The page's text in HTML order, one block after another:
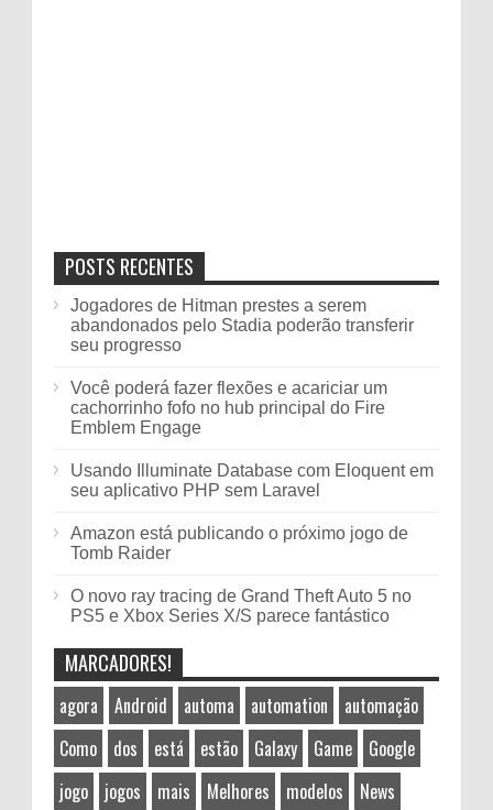
POSTS RECENTES
Jogadores de Hitman prestes a serem
abandonados pelo Stadia poderão transferir
seu progresso
Você poderá fazer flexões e acariciar um
cachorrinho fofo no hub principal do Fire
Emblem Engage
Usando Illuminate Database com Eloquent em
seu aplicativo PHP sem Laravel
Amazon está publicando o próximo jogo de
Tomb Raider
O novo ray tracing de Grand Theft Auto 5 no
PS5 e Xbox Series X/S parece fantástico
MARCADORES!
agora Android automa automation
automação
Como
dos está estão Galaxy Game
Google
jogo
jogos mais Melhores modelos
News